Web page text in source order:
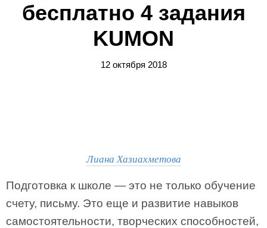
бесплатно 4 задания
KUMON
12 октября 2018
Лиана Хазиахметова
Подготовка к школе — это не только обучение
счету, письму. Это еще и развитие навыков
самостоятельности, творческих способностей,